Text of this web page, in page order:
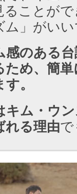
ることが
ム」がいい
感のある
ため、簡
。
キム・ウ
れる理由